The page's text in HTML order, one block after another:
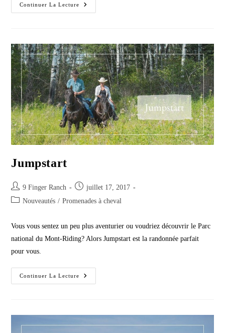
Continuer La Lecture
Randonnée
Demi-
Jumpstart
Post
author:
9 Finger Ranch
Post
published:
juillet 17, 2017
PostNouveautés / Promenades à cheval
Vous vous sentez un peu plus aventurier ou voudriez découvrir le Parc
national du Mont-Riding? Alors Jumpstart est la randonnée parfait
pour vous.
Continuer La Lecture Jumpstart